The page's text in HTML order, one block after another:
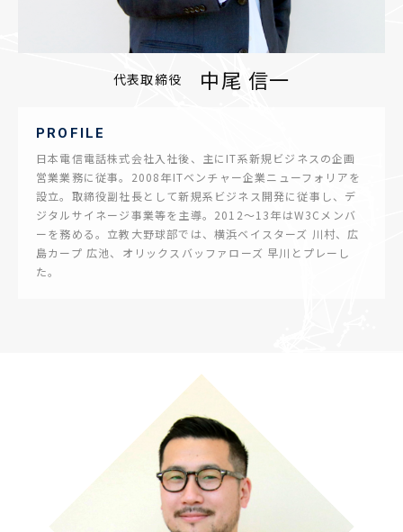
代表取締役 中尾 信一
PROFILE
日本電信電話株式会社入社後、主にIT系新規ビジネスの企画
営業業務に従事。2008年ITベンチャー企業ニューフォリアを
設立。取締役副社長として新規系ビジネス開発に従事し、デ
ジタルサイネージ事業等を主導。2012～13年はW3Cメンバ
ーを務める。立教大野球部では、横浜ベイスターズ 川村、広
島カープ 広池、オリックスバッファローズ 早川とプレーし
た。